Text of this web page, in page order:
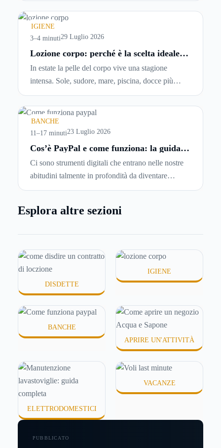
comincia a cercare un’altra abitazione: è legittimo
chiedersi se è possibile
locazioneprima che scada. In questa guida
capiremo come inviare la disdetta per un contratto
IGIENE
3–4 minuti29 Luglio 2026
Lozione corpo: perché è la scelta ideale
In estate la pelle del corpo vive una stagione
intensa. Sole, sudore, mare, piscina, docce più
frequenti e aria condizionata possono renderla
meno morbida, più disidratata o semplicemente
meno confortevole. Eppure, proprio nei mesi caldi,
molte persone smettono di applicare prodotti
idratanti perché temono texture pesanti, appiccicose
BANCHE
11–17 minuti23 Luglio 2026
Cos’è PayPal e come funziona: la guida
privati
Ci sono strumenti digitali che entrano nelle nostre
abitudini talmente in profondità da diventare
riferimenti assoluti. PayPal è uno di questi. Lo usi
online, per mandare venti euro a un amico. Ma se ti
probabilmente non hai una risposta precisa su come
funziona PayPal.
Esplora altre sezioni
DISDETTE
IGIENE
BANCHE
APRIRE UN'ATTIVITÀ
ELETTRODOMESTICI
VACANZE
PUBBLICATO